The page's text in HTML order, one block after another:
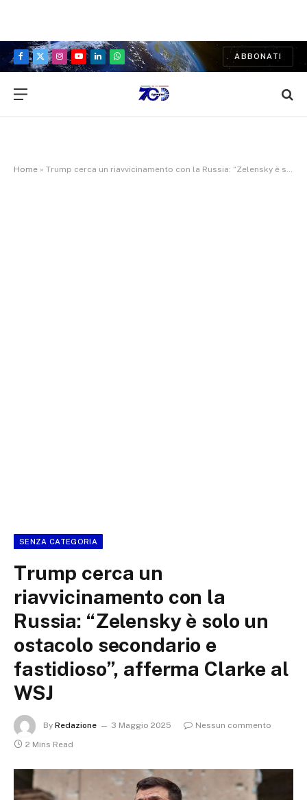
Facebook
X
Instagram
YouTubeLinkedInWhatsApp
ABBONATI
Home » Trump cerca un riavvicinamento con la Russia: “Zelensky è solo un ostacolo secondario e fastidioso”, afferma Clarke al WSJ
SENZA CATEGORIA
Trump cerca un
riavvicinamento con la
Russia: “Zelensky è solo un
ostacolo secondario e
fastidioso”, afferma Clarke al
WSJ
By Redazione 3 Maggio 2025
Nessun commento
2 Mins Read